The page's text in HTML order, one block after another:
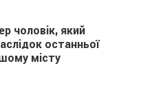
чоловік, який
останньої
місту